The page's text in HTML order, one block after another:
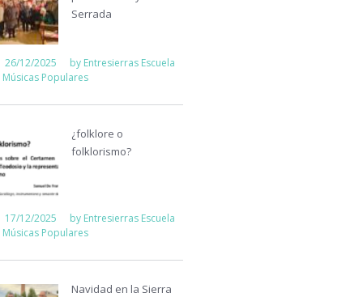
Serrada
26/12/2025 by Entresierras Escuela
Músicas Populares
¿folklore o
folklorismo?
17/12/2025 by Entresierras Escuela
Músicas Populares
Navidad en la Sierra